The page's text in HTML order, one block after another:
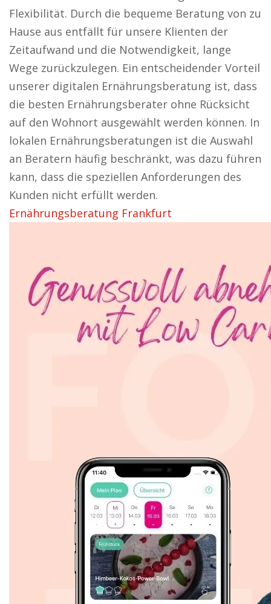
Flexibilität. Durch die bequeme Beratung von zu
Hause aus entfällt für unsere Klienten der
Zeitaufwand und die Notwendigkeit, lange
Wege zurückzulegen. Ein entscheidender Vorteil
unserer digitalen Ernährungsberatung ist, dass
die besten Ernährungsberater ohne Rücksicht
auf den Wohnort ausgewählt werden können. In
lokalen Ernährungsberatungen ist die Auswahl
an Beratern häufig beschränkt, was dazu führen
kann, dass die speziellen Anforderungen des
Kunden nicht erfüllt werden.
Ernährungsberatung Frankfurt